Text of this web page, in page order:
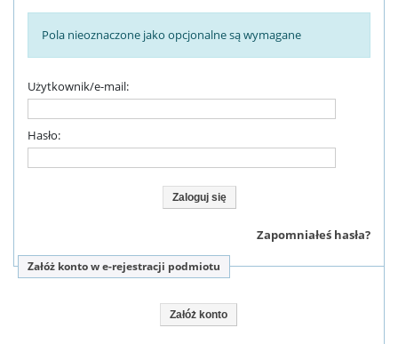
Pola nieoznaczone jako opcjonalne są wymagane
Użytkownik/e-mail:
Hasło:
Zapomniałeś hasła?
Załóż konto w e-rejestracji podmiotu
Załóż konto